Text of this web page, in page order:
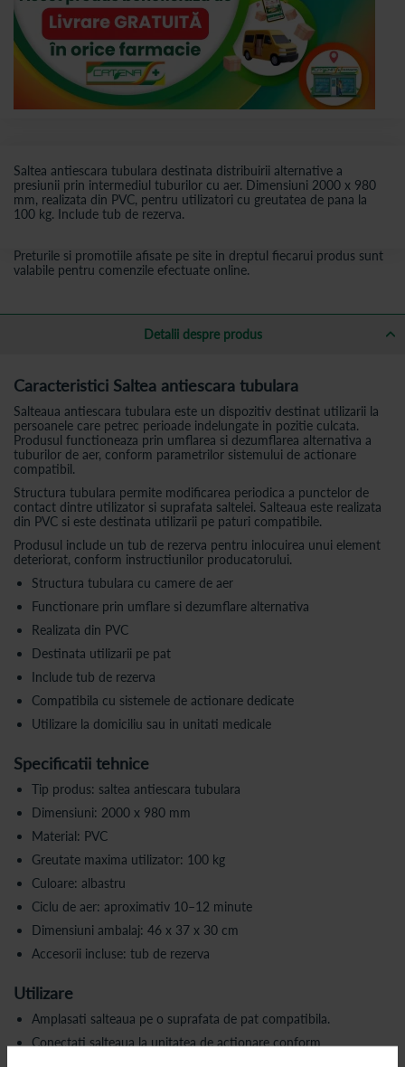
Saltea antiescara tubulara destinata distribuirii alternative a
presiunii prin intermediul tuburilor cu aer. Dimensiuni 2000 x 980
mm, realizata din PVC, pentru utilizatori cu greutatea de pana la
100 kg. Include tub de rezerva.
Preturile si promotiile afisate pe site in dreptul fiecarui produs sunt
valabile pentru comenzile efectuate online.
Detalii despre produs
Caracteristici Saltea antiescara tubulara
Salteaua antiescara tubulara este un dispozitiv destinat utilizarii la
persoanele care petrec perioade indelungate in pozitie culcata.
Produsul functioneaza prin umflarea si dezumflarea alternativa a
tuburilor de aer, conform parametrilor sistemului de actionare
compatibil.
Structura tubulara permite modificarea periodica a punctelor de
contact dintre utilizator si suprafata saltelei. Salteaua este realizata
din PVC si este destinata utilizarii pe paturi compatibile.
Produsul include un tub de rezerva pentru inlocuirea unui element
deteriorat, conform instructiunilor producatorului.
Structura tubulara cu camere de aer
Functionare prin umflare si dezumflare alternativa
Realizata din PVC
Destinata utilizarii pe pat
Include tub de rezerva
Compatibila cu sistemele de actionare dedicate
Utilizare la domiciliu sau in unitati medicale
Specificatii tehnice
Tip produs: saltea antiescara tubulara
Dimensiuni: 2000 x 980 mm
Material: PVC
Greutate maxima utilizator: 100 kg
Culoare: albastru
Ciclu de aer: aproximativ 10–12 minute
Dimensiuni ambalaj: 46 x 37 x 30 cm
Accesorii incluse: tub de rezerva
Utilizare
Amplasati salteaua pe o suprafata de pat compatibila.
Conectati salteaua la unitatea de actionare conform